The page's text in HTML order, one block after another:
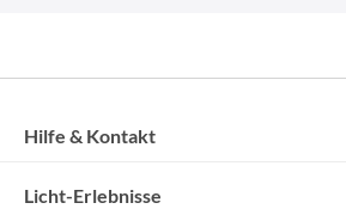
Hilfe & Kontakt
Licht-Erlebnisse